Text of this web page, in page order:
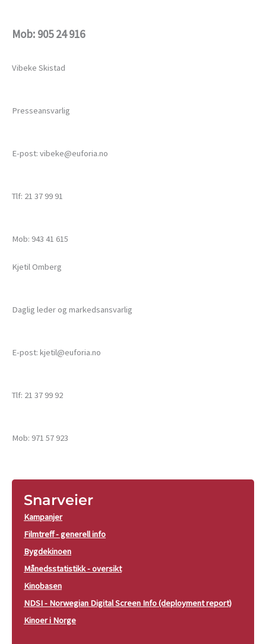
Mob: 905 24 916
Vibeke Skistad
Presseansvarlig
E-post: vibeke@euforia.no
Tlf: 21 37 99 91
Mob: 943 41 615
Kjetil Omberg
Daglig leder og markedsansvarlig
E-post: kjetil@euforia.no
Tlf: 21 37 99 92
Mob: 971 57 923
Snarveier
Kampanjer
Filmtreff - generell info
Bygdekinoen
Månedsstatistikk - oversikt
Kinobasen
NDSI - Norwegian Digital Screen Info (deployment report)
Kinoer i Norge